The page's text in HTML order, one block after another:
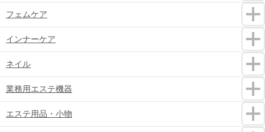
フェムケア
インナーケア
ネイル
業務用エステ機器
エステ用品・小物